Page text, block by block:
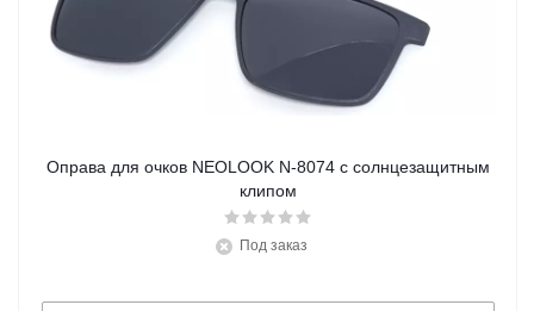
Оправа для очков NEOLOOK N-8074 с солнцезащитным
клипом
Под заказ